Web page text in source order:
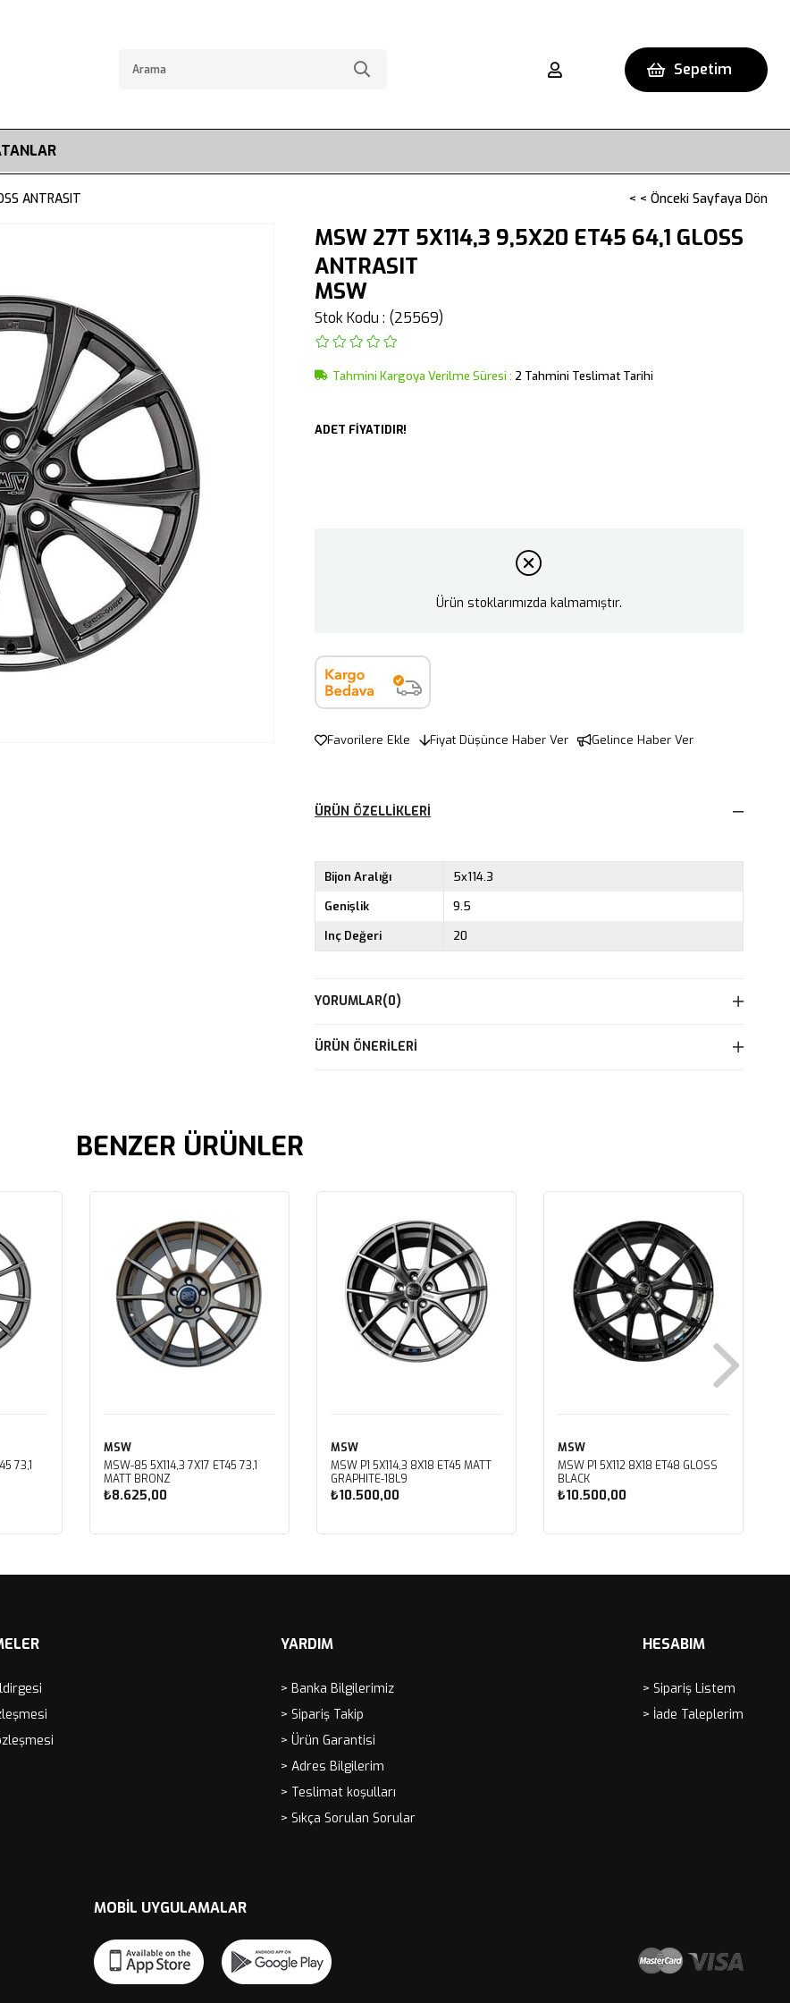
Sepetim
ANTRASIT < < Önceki Sayfaya Dön
MSW 27T 5X114,3 9,5X20 ET45 64,1 GLOSS
ANTRASIT
MSW
Stok Kodu (25569)
Tahmini Kargoya Verilme Süresi : 2 Tahmini Teslimat Tarihi
ADET FİYATIDIR!
Ürün stoklarımızda kalmamıştır.
Favorilere Ekle Fiyat Düşünce Haber Ver Gelince Haber Ver
ÜRÜN ÖZELLIKLERI
Bijon Aralığı
5x114.3
Genişlik
9.5
Inç Değeri
20
YORUMLAR(0)
ÜRÜN ÖNERILERI
BENZER ÜRÜNLER
73,1
MSW
MSW-85 5X114,3 7X17 ET45 73,1
MATT BRONZ
₺8.625,00
MSW
MSW P1 5X114,3 8X18 ET45 MATT
GRAPHITE-18L9
₺10.500,00
MSW
MSW P1 5X112 8X18 ET48 GLOSS
BLACK
₺10.500,00
YARDIM
> Banka Bilgilerimiz
> Sipariş Takip
> Ürün Garantisi
> Adres Bilgilerim
> Teslimat koşulları
> Sıkça Sorulan Sorular
HESABIM
> Sipariş Listem
> İade Taleplerim
MOBIL UYGULAMALAR